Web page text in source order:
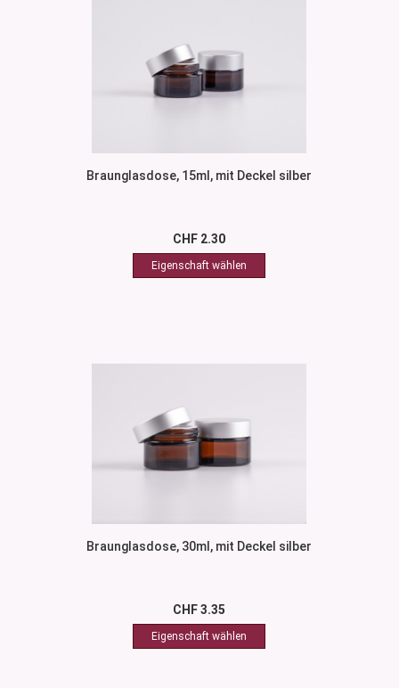
Braunglasdose, 15ml, mit Deckel silber
CHF 2.30
Braunglasdose, 30ml, mit Deckel silber
CHF 3.35